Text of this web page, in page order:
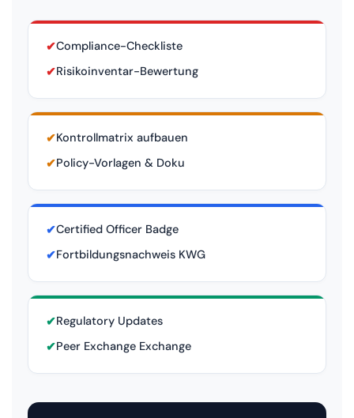
✔Compliance-Checkliste
✔Risikoinventar-Bewertung
✔Kontrollmatrix aufbauen
✔Policy-Vorlagen & Doku
✔Certified Officer Badge
✔Fortbildungsnachweis KWG
✔Regulatory Updates
✔Peer Exchange Exchange